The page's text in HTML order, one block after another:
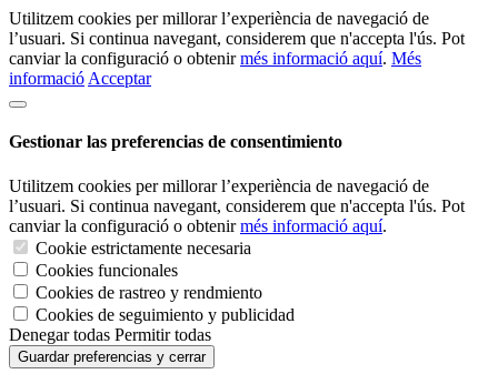
Utilitzem cookies per millorar l’experiència de navegació de
l’usuari. Si continua navegant, considerem que n'accepta l'ús. Pot
canviar la configuració o obtenirmés informació aquí. Més
informació Acceptar
Gestionar las preferencias de consentimiento
Utilitzem cookies per millorar l’experiència de navegació de
l’usuari. Si continua navegant, considerem que n'accepta l'ús. Pot
canviar la configuració o obtenirmés informació aquí.
Cookie estrictamente necesaria
Cookies funcionales
Cookies de rastreo y rendmiento
Cookies de seguimiento y publicidad
Denegar todas Permitir todas
Guardar preferencias y cerrar